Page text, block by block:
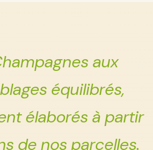
aux
équilibrés,
élaborés à partir
de nos parcelles.